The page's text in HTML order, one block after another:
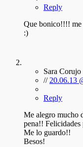
Reply
Que bonico!!!! me
:)
Sara Corujo
// 20.06.13
Reply
Me alegro mucho
pena!!
Me lo guardo!!
Besos!